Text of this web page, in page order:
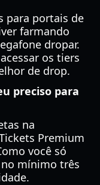
para portais de
farmando
dropar.
os tiers
de drop.
preciso para
na
Premium
você só
mínimo três